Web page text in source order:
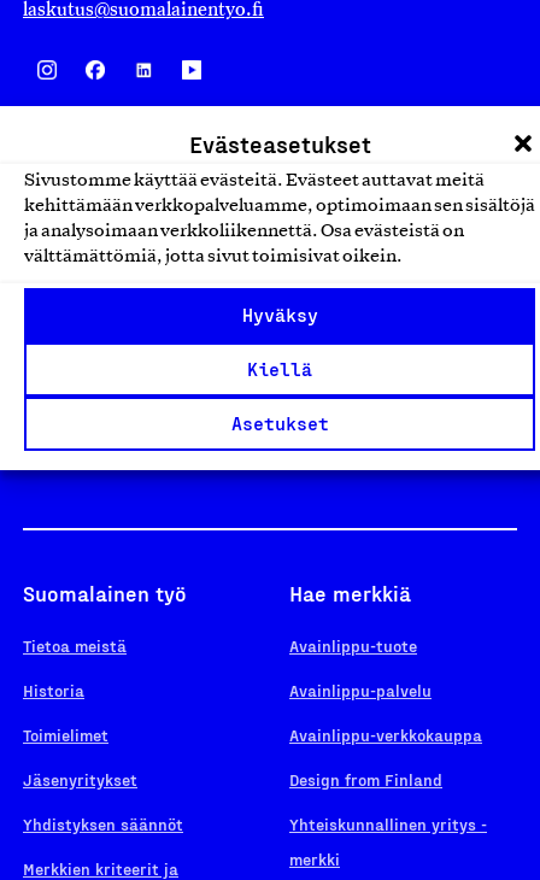
Evästeasetukset
Sivustomme käyttää evästeitä. Evästeet auttavat meitä
kehittämään verkkopalveluamme, optimoimaan sen sisältöjä
ja analysoimaan verkkoliikennettä. Osa evästeistä on
välttämättömiä, jotta sivut toimisivat oikein.
Hyväksy
Kiellä
Asetukset
laskutus@suomalainentyo.fi
Design From Finland
Yhteiskunnallinen Yritys -merkki
Suomalainen työ
Tietoa meistä
Historia
Toimielimet
Jäsenyritykset
Yhdistyksen säännöt
Merkkien kriteerit ja
Hae merkkiä
Avainlippu-tuote
Avainlippu-palvelu
Avainlippu-verkkokauppa
Design from Finland
Yhteiskunnallinen yritys -
merkki